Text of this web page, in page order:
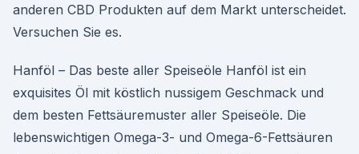
anderen CBD Produkten auf dem Markt unterscheidet.
Versuchen Sie es.
Hanföl – Das beste aller Speiseöle Hanföl ist ein
exquisites Öl mit köstlich nussigem Geschmack und
dem besten Fettsäuremuster aller Speiseöle. Die
lebenswichtigen Omega-3- und Omega-6-Fettsäuren